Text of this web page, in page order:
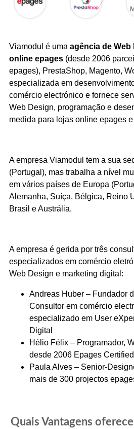
Viamodul é uma agência de
online epages (desde 2006
epages), PrestaShop, Magento,
especializada em
comércio electrónico e fornece
Web Design, programação e
medida para lojas online epages
A empresa Viamodul tem a sua
(Portugal), mas trabalha a nível
em vários países de Europa
Alemanha, Suíça, Bélgica, Reino
Brasil e Austrália.
A empresa é gerida por três
especializados em comércio
Web Design e marketing digital:
Andreas Huber – Fundador
Consultor em comércio
especializado em User
Digital
Hélio Félix – Programador,
desde 2006 Epages
Paula Alves – Senior-
mais de 300 projectos
Quais Vantagens